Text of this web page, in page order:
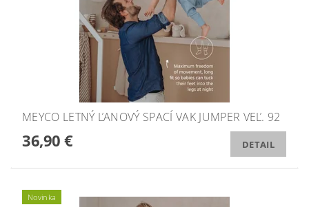
MEYCO LETNÝ ĽANOVÝ SPACÍ VAK JUMPER VEĽ. 92
36,90 € DETAIL
Novinka